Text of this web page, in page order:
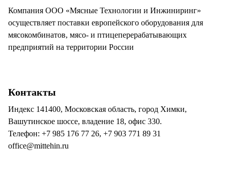
Компания ООО «Мясные Технологии и Инжиниринг»
осуществляет поставки европейского оборудования для
мясокомбинатов, мясо- и птицеперерабатывающих
предприятий на территории России
Контакты
Индекс 141400, Московская область, город Химки,
Вашутинское шоссе, владение 18, офис 330.
Телефон: +7 985 176 77 26, +7 903 771 89 31
office@mittehin.ru